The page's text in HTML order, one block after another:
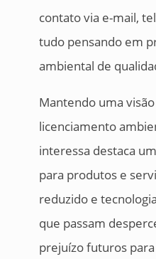
contato via e-mail,
tudo pensando em
ambiental de
Mantendo uma
licenciamento
interessa destaca
para produtos e
reduzido e
que passam
prejuízo futuros